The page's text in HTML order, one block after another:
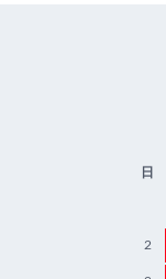
日
2